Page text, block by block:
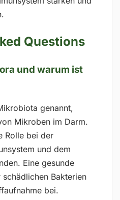
Questions
und warum ist
genannt,
Mikroben im Darm.
Rolle bei der
und dem
Eine gesunde
Bakterien
bei.